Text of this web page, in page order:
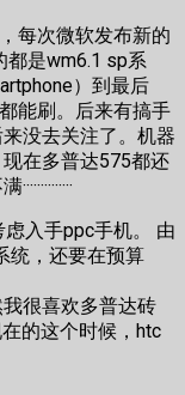
每次微软发布新的
都是wm6.1 sp系
）到最后
能刷。后来有搞手
没去关注了。机器
在多普达575都还
入手ppc手机。 由
统，还要在预算
很喜欢多普达砖
在的这个时候，htc